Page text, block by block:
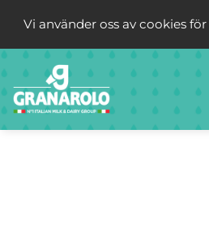
Vi använder oss av cookies